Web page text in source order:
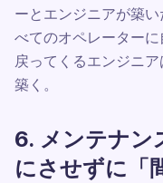
ーとエンジニアが築
べてのオペレーター
戻ってくるエンジニ
築く。
6. メンテナン
にさせずに「